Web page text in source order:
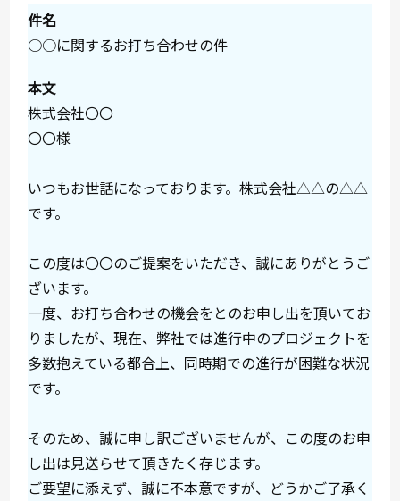
件名
○○に関するお打ち合わせの件
本文
株式会社〇〇
〇〇様
いつもお世話になっております。株式会社△△の△△
です。
この度は〇〇のご提案をいただき、誠にありがとうご
ざいます。
一度、お打ち合わせの機会をとのお申し出を頂いてお
りましたが、現在、弊社では進行中のプロジェクトを
多数抱えている都合上、同時期での進行が困難な状況
です。
そのため、誠に申し訳ございませんが、この度のお申
し出は見送らせて頂きたく存じます。
ご要望に添えず、誠に不本意ですが、どうかご了承く